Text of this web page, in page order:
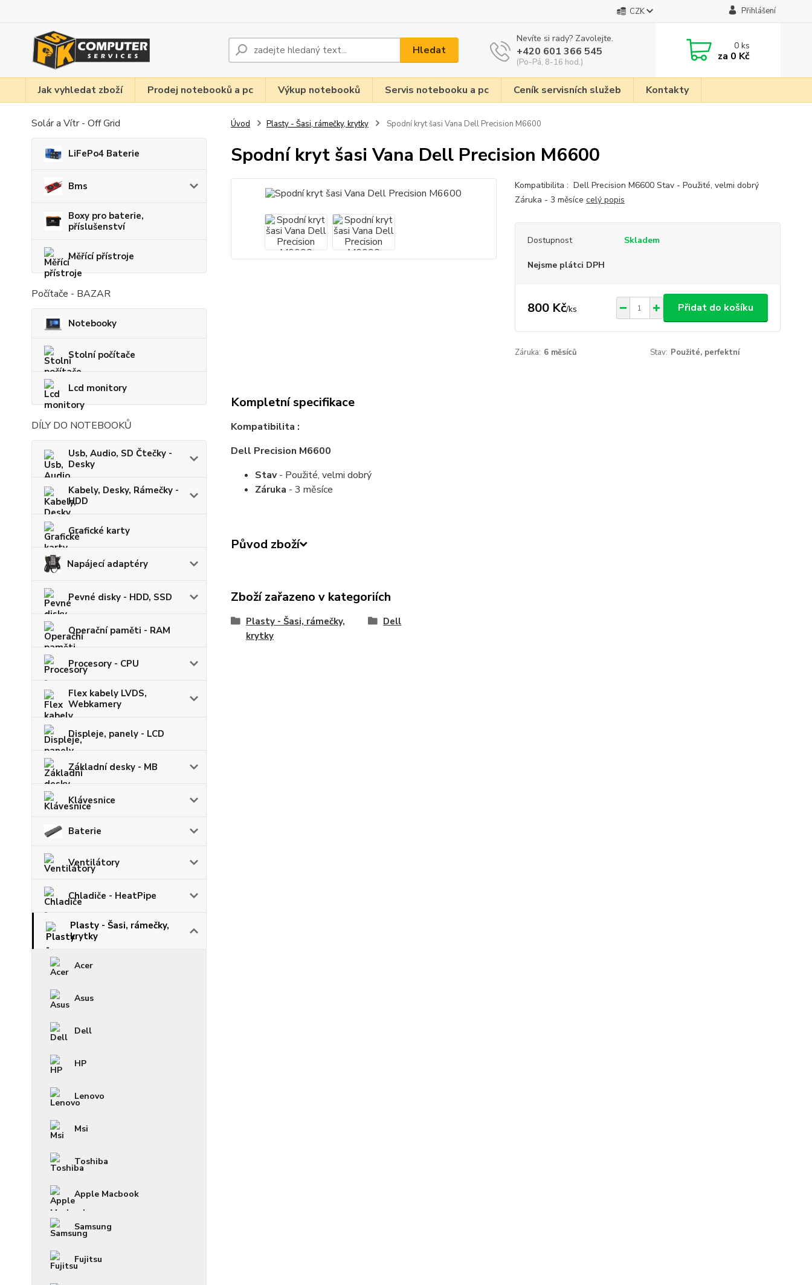
CZK Přihlášení
Hledat
Nevíte si rady? Zavolejte.
+420 601 366 545
(Po-Pá, 8-16 hod.)
0ks
za 0 Kč
Jak vyhledat zboží Prodej notebooků a pc Výkup notebooků Servis notebooku a pc Ceník servisních služeb Kontakty
Solár a Vítr - Off Grid
LiFePo4 Baterie
Bms
Boxy pro baterie,
příslušenství
Měřící přístroje
Počítače - BAZAR
Notebooky
Stolní počítače
Lcd monitory
DÍLY DO NOTEBOOKŮ
Usb, Audio, SD Čtečky -
Desky
Kabely, Desky, Rámečky -
HDD
Grafické karty
Napájecí adaptéry
Pevné disky - HDD, SSD
Operační paměti - RAM
Procesory - CPU
Flex kabely LVDS,
Webkamery
Displeje, panely - LCD
Základní desky - MB
Klávesnice
Baterie
Ventilátory
Chladiče - HeatPipe
Plasty - Šasi, rámečky,
krytky
Acer
Asus
Dell
HP
Lenovo
Msi
Toshiba
Apple Macbook
Samsung
Fujitsu
Úvod Plasty - Šasi, rámečky, krytky Spodní kryt šasi Vana Dell Precision M6600
Spodní kryt šasi Vana Dell Precision M6600
Kompatibilita : Dell Precision M6600 Stav - Použité, velmi dobrý
Záruka - 3 měsíce celý popis
Dostupnost Skladem
Nejsme plátci DPH
800 Kč/ks Přidat do košíku
Záruka: 6 měsíců Stav: Použité, perfektní
Kompletní specifikace
Kompatibilita :
Dell Precision M6600
Stav- Použité, velmi dobrý
Záruka - 3 měsíce
Původ zboží
Zboží zařazeno v kategoriích
Plasty - Šasi, rámečky,
krytky
Dell